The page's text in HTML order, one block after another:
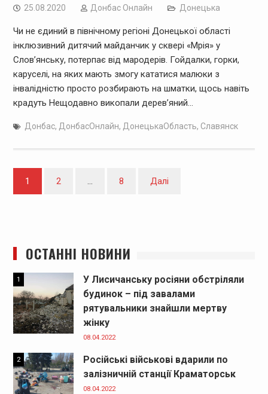
25.08.2020 Дoнбас Онлайн Донецька
Чи не єдиний в північному регіоні Донецької області
інклюзивний дитячий майданчик у сквері «Мрія» у
Слов’янську, потерпає від мародерів. Гойдалки, горки,
каруселі, на яких мають змогу кататися малюки з
інвалідністю просто розбирають на шматки, щось навіть
крадуть Нещодавно викопали дерев’яний…
Донбас, ДонбасОнлайн, ДонецькаОбласть, Славянск
Навігація
записів
1 2 … 8 Далі
ОСТАННІ НОВИНИ
1
У Лисичанську росіяни обстріляли
будинок – під завалами
рятувальники знайшли мертву
жінку
08.04.2022
2
Російські військові вдарили по
залізничній станції Краматорськ
08.04.2022